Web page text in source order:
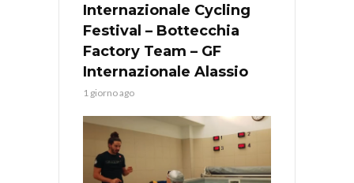
Internazionale Cycling
Festival – Bottecchia
Factory Team – GF
Internazionale Alassio
1 giorno ago